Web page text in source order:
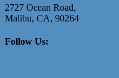
2727 Ocean Road,
Malibu, CA, 90264
Follow Us: